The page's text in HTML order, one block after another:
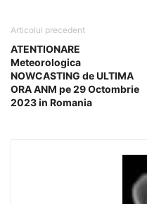
Articolul precedent
ATENTIONARE
Meteorologica
NOWCASTING de ULTIMA
ORA ANM pe 29 Octombrie
2023 in Romania